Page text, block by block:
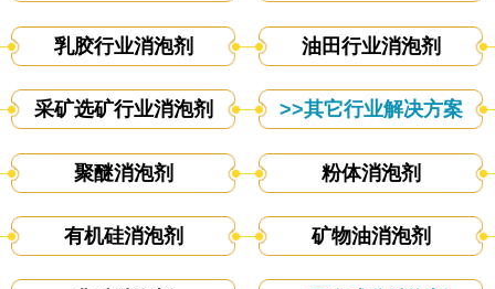
乳胶行业消泡剂 油田行业消泡剂
采矿选矿行业消泡剂 >>其它行业解决方案
聚醚消泡剂 粉体消泡剂
有机硅消泡剂 矿物油消泡剂